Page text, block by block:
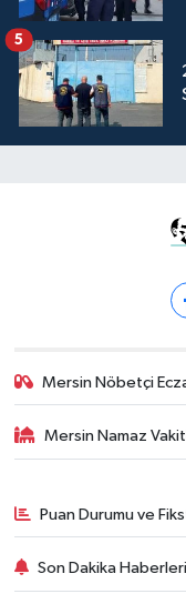
5
Mersin Nöbetçi
Mersin Namaz
Puan Durumu ve
Son Dakika Haberleri